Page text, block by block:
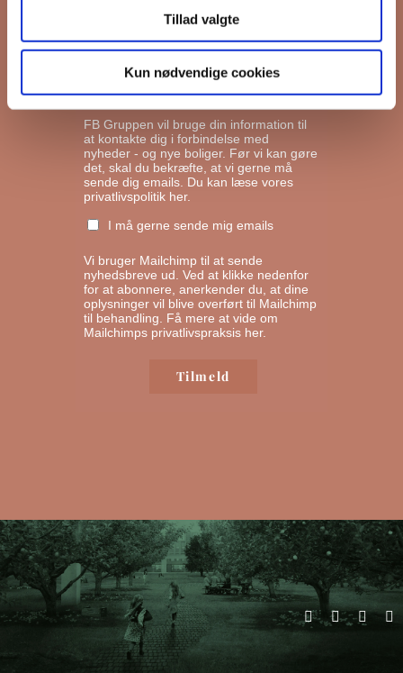
Tillad valgte
Kun nødvendige cookies
Lejeboliger
Andelsboliger
Markedsføringstilladelse
FB Gruppen vil bruge din information til
at kontakte dig i forbindelse med
nyheder - og nye boliger. Før vi kan gøre
det, skal du bekræfte, at vi gerne må
sende dig emails. Du kan læse vores
privatlivspolitik her.
I må gerne sende mig emails
Vi bruger Mailchimp til at sende
nyhedsbreve ud. Ved at klikke nedenfor
for at abonnere, anerkender du, at dine
oplysninger vil blive overført til Mailchimp
til behandling. Få mere at vide om
Mailchimps privatlivspraksis her.